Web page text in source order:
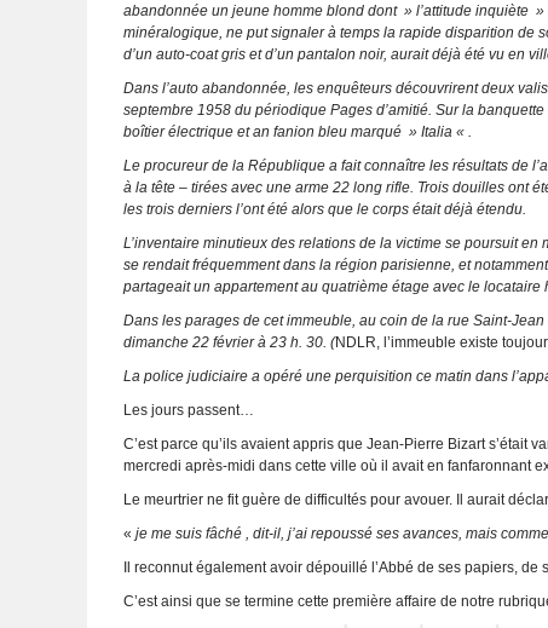
abandonnée un jeune homme blond dont » l’attitude inquiète
minéralogique, ne put signaler à temps la rapide disparition de
d’un auto-coat gris et d’un pantalon noir, aurait déjà été vu en
Dans l’auto abandonnée, les enquêteurs découvrirent deux
septembre 1958 du périodique Pages d’amitié. Sur la
boîtier électrique et an fanion bleu marqué » Italia « .
Le procureur de la République a fait connaître les résultats de
à la tête – tirées avec une arme 22 long rifle. Trois douilles ont
les trois derniers l’ont été alors que le corps était déjà étendu.
L’inventaire minutieux des relations de la victime se poursuit
se rendait fréquemment dans la région parisienne, et
partageait un appartement au quatrième étage avec le locataire
Dans les parages de cet immeuble, au coin de la rue Saint-
dimanche 22 février à 23 h. 30. (NDLR, l’immeuble existe
La police judiciaire a opéré une perquisition ce matin dans
Les jours passent…
C’est parce qu’ils avaient appris que Jean-Pierre Bizart s’était
mercredi après-midi dans cette ville où il avait en fanfaronnant
Le meurtrier ne fit guère de difficultés pour avouer. Il aurait
« je me suis fâché , dit-il, j’ai repoussé ses avances, mais
Il reconnut également avoir dépouillé l’Abbé de ses papiers, de
C’est ainsi que se termine cette première affaire de notre